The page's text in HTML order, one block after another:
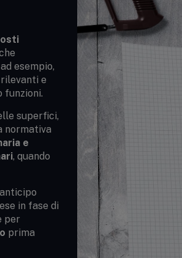
esempio,
e
funzioni.
superfici,
normativa
e
, quando
in fase di
per
prima